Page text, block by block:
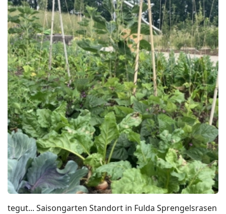
tegut... Saisongarten Standort in Fulda Sprengelsrasen